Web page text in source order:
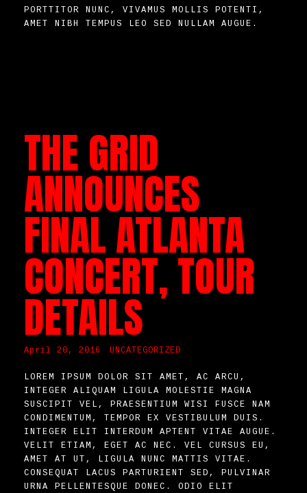
PORTTITOR NUNC, VIVAMUS MOLLIS POTENTI,
AMET NIBH TEMPUS LEO SED NULLAM AUGUE.
THE GRID
ANNOUNCES
FINAL ATLANTA
CONCERT, TOUR
DETAILS
April 20, 2016 UNCATEGORIZED
LOREM IPSUM DOLOR SIT AMET, AC ARCU,
INTEGER ALIQUAM LIGULA MOLESTIE MAGNA
SUSCIPIT VEL, PRAESENTIUM WISI FUSCE NAM
CONDIMENTUM, TEMPOR EX VESTIBULUM DUIS.
INTEGER ELIT INTERDUM APTENT VITAE AUGUE.
VELIT ETIAM, EGET AC NEC. VEL CURSUS EU,
AMET AT UT, LIGULA NUNC MATTIS VITAE.
CONSEQUAT LACUS PARTURIENT SED, PULVINAR
URNA PELLENTESQUE DONEC. ODIO ELIT